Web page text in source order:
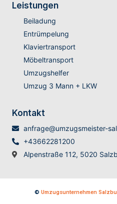
Leistungen
Beiladung
Entrümpelung
Klaviertransport
Möbeltransport
Umzugshelfer
Umzug 3 Mann + LKW
Kontakt
anfrage@umzugsmeister-
+43662281200
Alpenstraße 112, 5020
© Umzugsunternehmen